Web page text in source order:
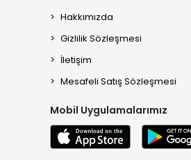
Hakkımızda
Gizlilik Sözleşmesi
İletişim
Mesafeli Satış Sözleşmesi
Mobil Uygulamalarımız